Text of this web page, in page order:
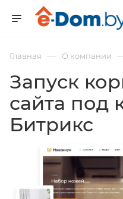
Главная — О компании
Запуск
сайта под
Битрикс